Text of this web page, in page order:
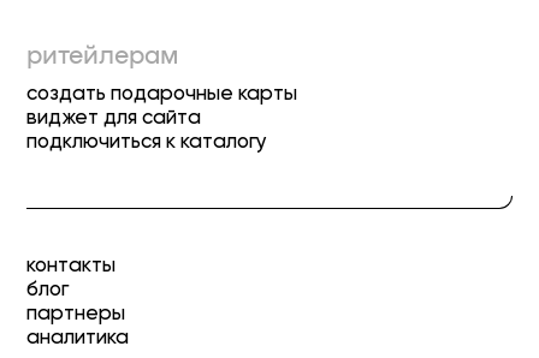
ритейлерам
создать подарочные карты
виджет для сайта
подключиться к каталогу
контакты
блог
партнеры
аналитика